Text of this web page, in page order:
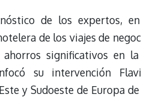
de los expertos,
de los viajes de
significativos en
su intervención
y Sudoeste de Europa